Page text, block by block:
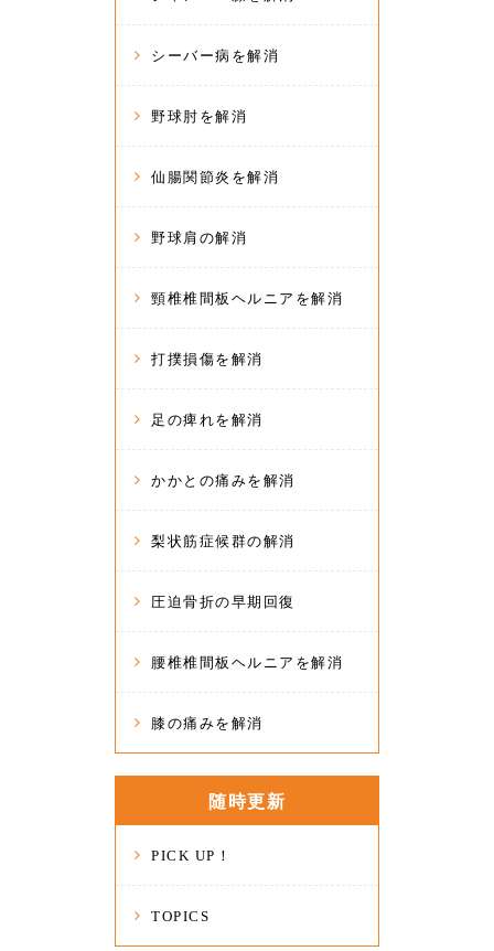
シーバー病を解消
野球肘を解消
仙腸関節炎を解消
野球肩の解消
頸椎椎間板ヘルニアを解消
打撲損傷を解消
足の痺れを解消
かかとの痛みを解消
梨状筋症候群の解消
圧迫骨折の早期回復
腰椎椎間板ヘルニアを解消
膝の痛みを解消
随時更新
PICK UP！
TOPICS